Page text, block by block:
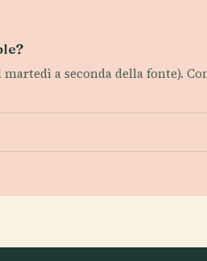
a seconda della fonte).